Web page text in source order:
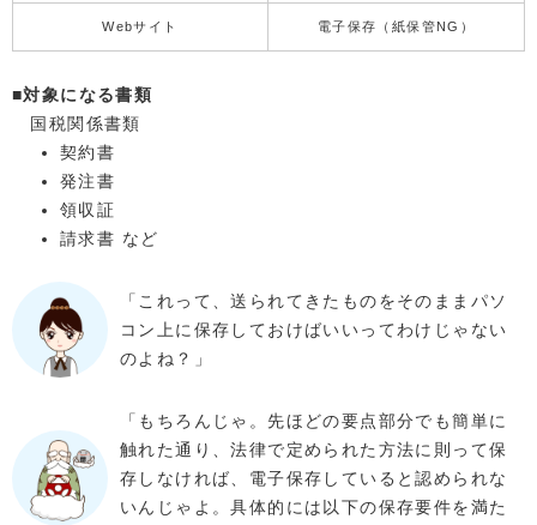
Webサイト 電子保存（紙保管NG）
■対象になる書類
国税関係書類
契約書
発注書
領収証
請求書 など
「これって、送られてきたものをそのままパソ
コン上に保存しておけばいいってわけじゃない
のよね？」
「もちろんじゃ。先ほどの要点部分でも簡単に
触れた通り、法律で定められた方法に則って保
存しなければ、電子保存していると認められな
いんじゃよ。具体的には以下の保存要件を満た